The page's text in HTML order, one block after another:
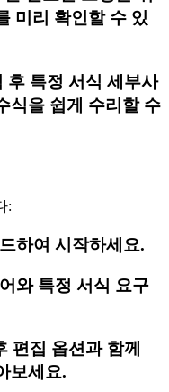
미리 확인할 수 있
후 특정 서식 세부사
식을 쉽게 수리할 수
:
하여 시작하세요.
와 특정 서식 요구
편집 옵션과 함께
보세요.